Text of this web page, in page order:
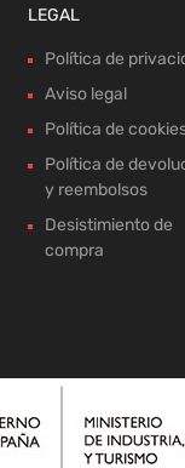
LEGAL
Política de
Aviso legal
Política de
Política de
y reembolsos
Desistimiento de
compra